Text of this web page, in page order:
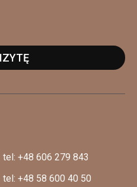
tel: +48 606 279 843
tel: +48 58 600 40 50